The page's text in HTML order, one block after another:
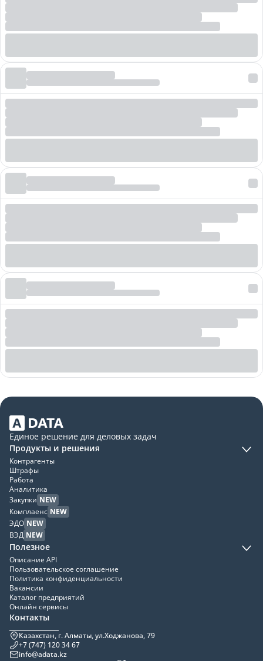
Единое решение для деловых задач
Продукты и решения
Контрагенты
Штрафы
Работа
Аналитика
Закупки NEW
Комплаенс NEW
ЭДО NEW
ВЭД NEW
Полезное
Описание API
Пользовательское соглашение
Политика конфиденциальности
Вакансии
Каталог предприятий
Онлайн сервисы
Контакты
Казахстан, г. Алматы, ул.Ходжанова, 79
+7 (747) 120 34 67
info@adata.kz